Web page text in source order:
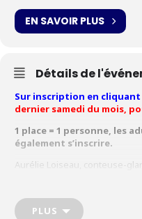
EN SAVOIR PLUS
Détails de
Sur inscription en cliquant
dernier samedi du mois,
1 place = 1 personne, les
également s’inscrire.
Aurélie Loiseau, conteuse-
PLUS